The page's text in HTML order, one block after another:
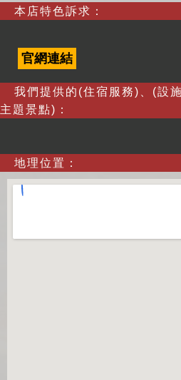
本店特色訴求：
官網連結
我們提供的(住宿服務)、(設
主題景點)：
地理位置：